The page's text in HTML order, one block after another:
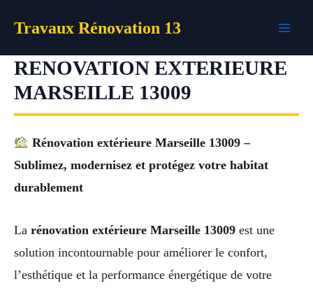
Travaux Rénovation 13
RENOVATION EXTERIEURE
MARSEILLE 13009
Rénovation extérieure Marseille 13009 –
Sublimez, modernisez et protégez votre habitat
durablement
La rénovation extérieure Marseille 13009 est une
solution incontournable pour améliorer le confort,
l’esthétique et la performance énergétique de votre